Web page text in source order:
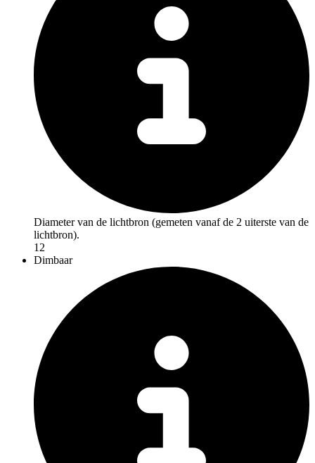
Diameter van de lichtbron (gemeten vanaf de 2 uiterste van de
lichtbron).
12
Dimbaar